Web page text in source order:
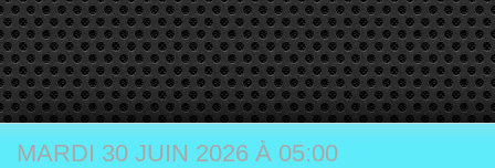
MARDI 30 JUIN 2026 À 05:00